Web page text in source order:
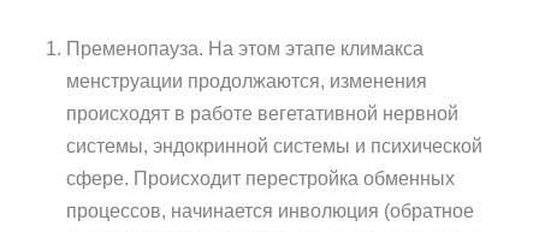
Пременопауза. На этом этапе климакса
менструации продолжаются, изменения
происходят в работе вегетативной нервной
системы, эндокринной системы и психической
сфере. Происходит перестройка обменных
процессов, начинается инволюция (обратное